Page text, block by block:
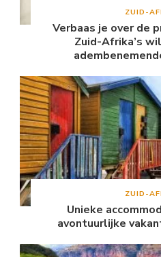
ZUID-
Verbaas je over de
Zuid-Afrika’s
ZUID-
Unieke
avontuurlijke